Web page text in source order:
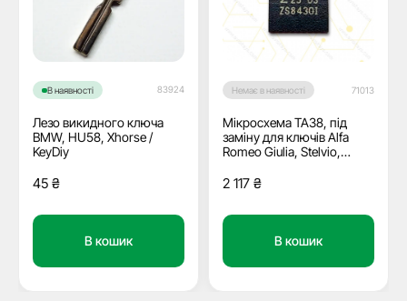
В наявності 83924
Лезо викидного ключа
BMW, HU58, Xhorse /
KeyDiy
45 ₴
В кошик
Немає в наявності 71013
Мікросхема TA38, під
заміну для ключів Alfa
Romeo Giulia, Stelvio,
2 117 ₴
В кошик